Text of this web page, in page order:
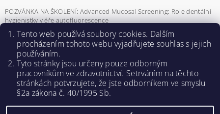
POZVÁNKA NA ŠKOLENÍ: Advanced Mucosal Screening: Role dentální
hygienistky v éře autofluorescence
POZVÁNKA NA ŠKOLENÍ Parodontologické minimum pro praxi aneb
parodontologie od A do Z
Záznamy z webinářů - Naučte se pracovat se softwarem Romexis®.
POZVÁNKA NA ŠKOLENÍ PRO DENTÁLNÍ HYGIENISTKY
ROZHOVOR: KLÁRA NOVÁ – DENTÁLNÍ HYGIENISTKA A SDA
ŠKOLITELKA
Tento web používá soubory cookies. Dalším
procházením tohoto webu vyjadřujete souhlas s jejich
používáním.
Tyto stránky jsou určeny pouze odborným
pracovníkům ve zdravotnictví. Setrváním na těchto
stránkách potvrzujete, že jste odborníkem ve smyslu
§2a zákona č. 40/1995 Sb.